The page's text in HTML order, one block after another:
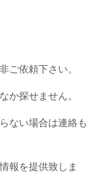
ご依頼下さい。
か探せません。
ない場合は連絡も
報を提供致しま